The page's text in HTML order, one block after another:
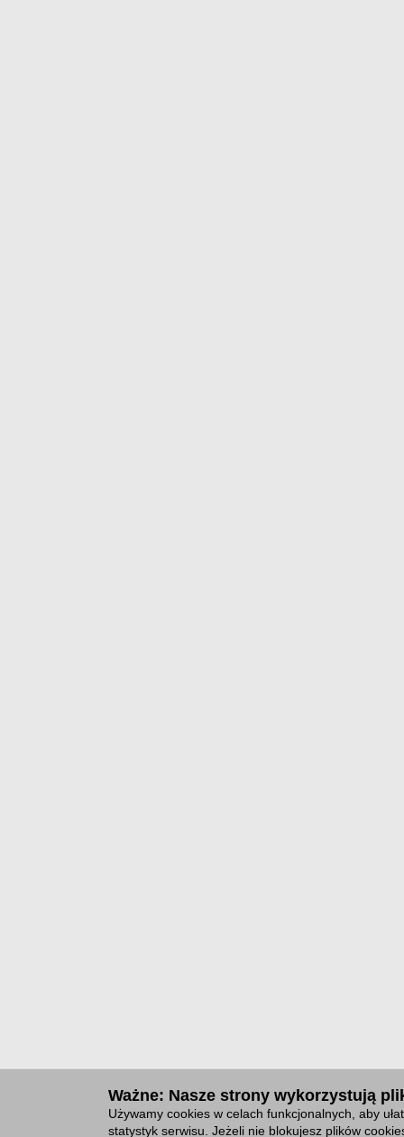
Ważne: Nasze strony wykorzystują
Używamy cookies w celach funkcjonalnych, aby
statystyk serwisu. Jeżeli nie blokujesz plików